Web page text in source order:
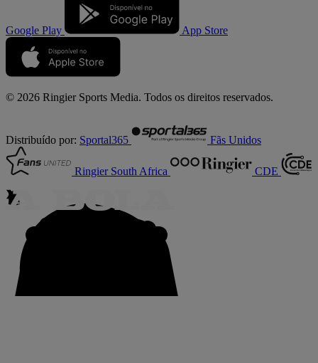
Google Play App Store
© 2026 Ringier Sports Media. Todos os direitos reservados.
Distribuído por: Sportal365 Fãs Unidos
Ringier South Africa CDE